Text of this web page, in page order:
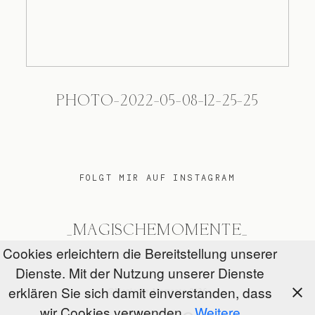
PHOTO-2022-05-08-12-25-25
FOLGT MIR AUF INSTAGRAM
_MAGISCHEMOMENTE_
@Magische Momente 2026
Cookies erleichtern die Bereitstellung unserer
Dienste. Mit der Nutzung unserer Dienste
erklären Sie sich damit einverstanden, dass